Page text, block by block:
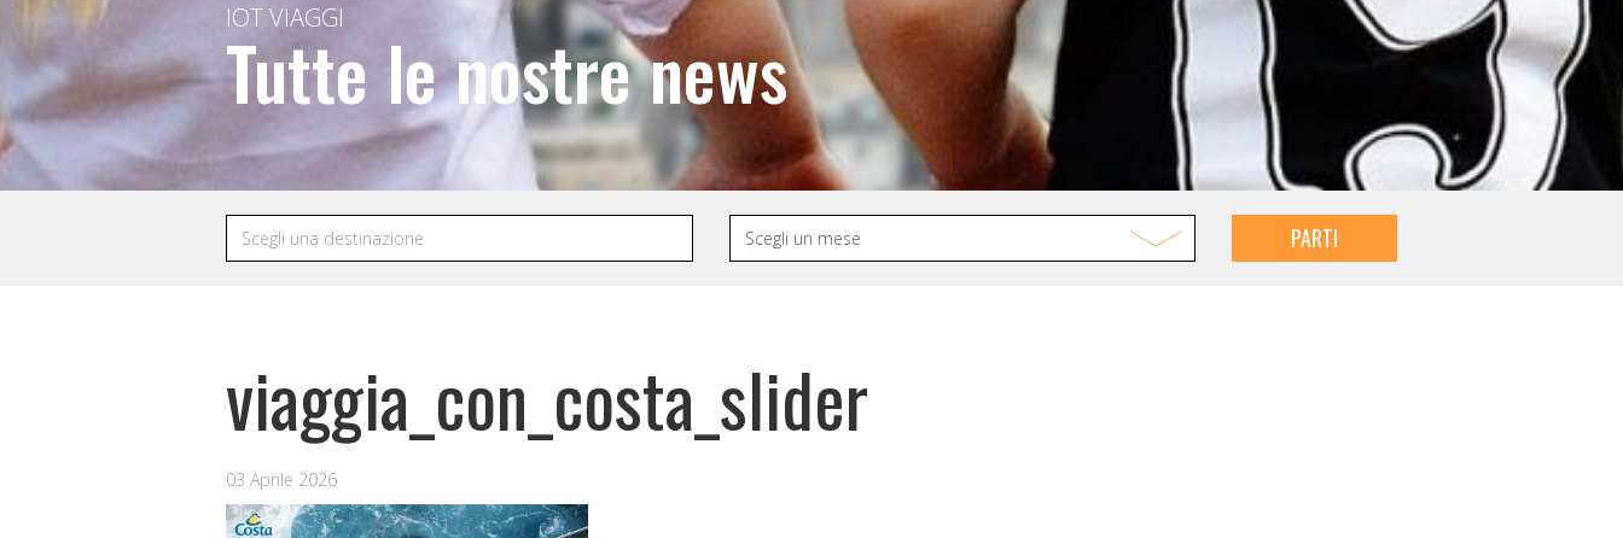
IOT VIAGGI
Tutte le nostre news
PARTI
viaggia_con_costa_slider
03 Aprile 2026